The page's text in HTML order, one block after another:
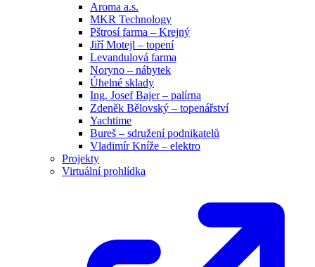
Aroma a.s.
MKR Technology
Pštrosí farma – Krejný
Jiří Motejl – topení
Levandulová farma
Noryno – nábytek
Úhelné sklady
Ing. Josef Bajer – palírna
Zdeněk Bělovský – topenářství
Yachtime
Bureš – sdružení podnikatelů
Vladimír Kníže – elektro
Projekty
Virtuální prohlídka